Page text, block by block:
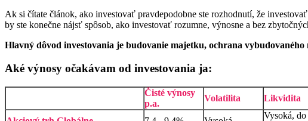
Ak si čítate článok, ako investovať pravdepodobne ste rozhodnutí, že
by ste konečne nájsť spôsob, ako investovať rozumne, výnosne a bez
Hlavný dôvod investovania je budovanie majetku, ochrana
Aké výnosy očakávam od investovania ja:
Čisté výnosy
p.a.
Volatilita Likvidita
Vysoká, do